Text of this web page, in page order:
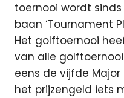
toernooi wordt
baan ‘Tournament
Het golftoernooi
van alle
eens de vijfde
het prijzengeld iets